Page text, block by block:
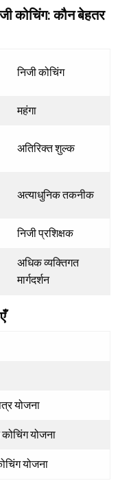
कोचिंग: कौन बेहतर
निजी कोचिंग
महंगा
अतिरिक्त शुल्क
अत्याधुनिक तकनीक
निजी प्रशिक्षक
अधिक व्यक्तिगत
मार्गदर्शन
योजना
योजना
योजना